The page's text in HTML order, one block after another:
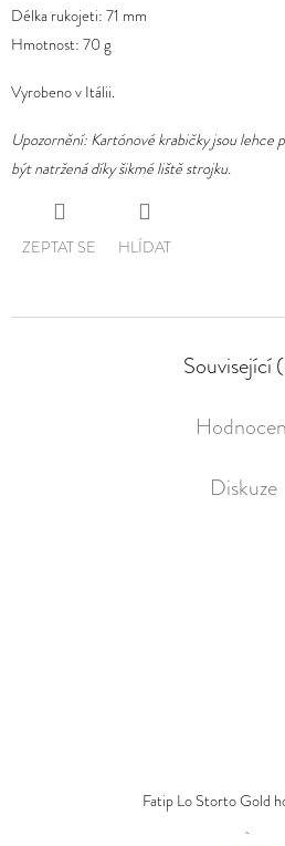
Délka rukojeti: 71 mm
Hmotnost: 70 g
Vyrobeno v Itálii.
Upozornění: Kartónové krabičky jsou lehce
být natržená díky šikmé liště strojku.
ZEPTAT SE HLÍDAT
Související
Diskuze
Fatip Lo Storto Gold